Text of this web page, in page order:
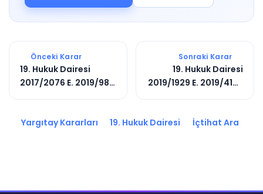
Önceki Karar
19. Hukuk Dairesi
2017/2076 E. 2019/984
Sonraki Karar
19. Hukuk Dairesi
2019/1929 E. 2019/4159
Yargıtay Kararları 19. Hukuk Dairesi İçtihat Ara